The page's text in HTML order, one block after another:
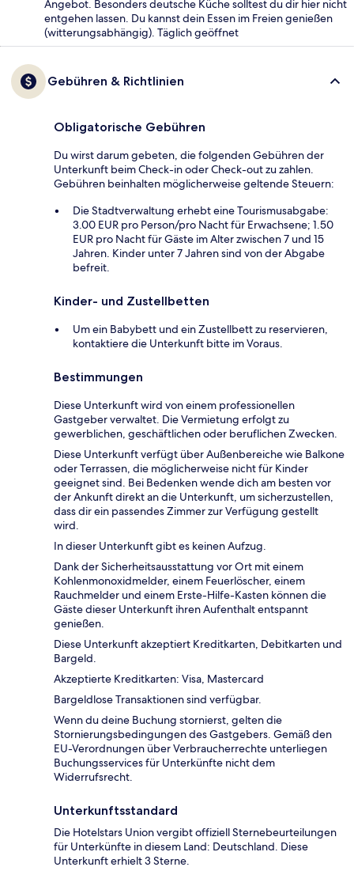
Angebot. Besonders deutsche Küche solltest du dir hier nicht
entgehen lassen. Du kannst dein Essen im Freien genießen
(witterungsabhängig). Täglich geöffnet
Gebühren & Richtlinien
Obligatorische Gebühren
Du wirst darum gebeten, die folgenden Gebühren der
Unterkunft beim Check-in oder Check-out zu zahlen.
Gebühren beinhalten möglicherweise geltende Steuern:
Die Stadtverwaltung erhebt eine Tourismusabgabe:
3.00 EUR pro Person/pro Nacht für Erwachsene; 1.50
EUR pro Nacht für Gäste im Alter zwischen 7 und 15
Jahren. Kinder unter 7 Jahren sind von der Abgabe
befreit.
Kinder- und Zustellbetten
Um ein Babybett und ein Zustellbett zu reservieren,
kontaktiere die Unterkunft bitte im Voraus.
Bestimmungen
Diese Unterkunft wird von einem professionellen
Gastgeber verwaltet. Die Vermietung erfolgt zu
gewerblichen, geschäftlichen oder beruflichen Zwecken.
Diese Unterkunft verfügt über Außenbereiche wie Balkone
oder Terrassen, die möglicherweise nicht für Kinder
geeignet sind. Bei Bedenken wende dich am besten vor
der Ankunft direkt an die Unterkunft, um sicherzustellen,
dass dir ein passendes Zimmer zur Verfügung gestellt
wird.
In dieser Unterkunft gibt es keinen Aufzug.
Dank der Sicherheitsausstattung vor Ort mit einem
Kohlenmonoxidmelder, einem Feuerlöscher, einem
Rauchmelder und einem Erste-Hilfe-Kasten können die
Gäste dieser Unterkunft ihren Aufenthalt entspannt
genießen.
Diese Unterkunft akzeptiert Kreditkarten, Debitkarten und
Bargeld.
Akzeptierte Kreditkarten: Visa, Mastercard
Bargeldlose Transaktionen sind verfügbar.
Wenn du deine Buchung stornierst, gelten die
Stornierungsbedingungen des Gastgebers. Gemäß den
EU-Verordnungen über Verbraucherrechte unterliegen
Buchungsservices für Unterkünfte nicht dem
Widerrufsrecht.
Unterkunftsstandard
Die Hotelstars Union vergibt offiziell Sternebeurteilungen
für Unterkünfte in diesem Land: Deutschland. Diese
Unterkunft erhielt 3 Sterne.